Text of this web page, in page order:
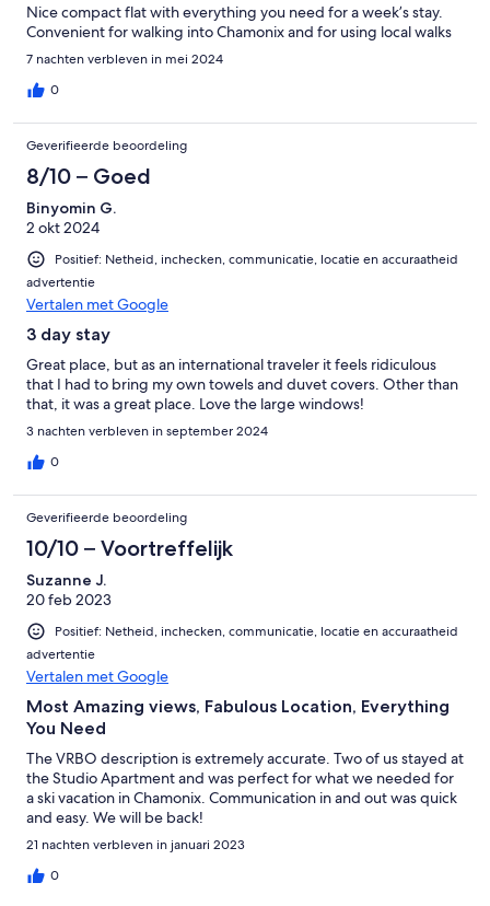
Nice compact flat with everything you need for a week’s stay.
Convenient for walking into Chamonix and for using local walks
7 nachten verbleven in mei 2024
0
Geverifieerde beoordeling
8/10 – Goed
Binyomin G.
2 okt 2024
Positief: Netheid, inchecken, communicatie, locatie en accuraatheid
advertentie
Vertalen met Google
3 day stay
Great place, but as an international traveler it feels ridiculous
that I had to bring my own towels and duvet covers. Other than
that, it was a great place. Love the large windows!
3 nachten verbleven in september 2024
0
Geverifieerde beoordeling
10/10 – Voortreffelijk
Suzanne J.
20 feb 2023
Positief: Netheid, inchecken, communicatie, locatie en accuraatheid
advertentie
Vertalen met Google
Most Amazing views, Fabulous Location, Everything
You Need
The VRBO description is extremely accurate. Two of us stayed at
the Studio Apartment and was perfect for what we needed for
a ski vacation in Chamonix. Communication in and out was quick
and easy. We will be back!
21 nachten verbleven in januari 2023
0